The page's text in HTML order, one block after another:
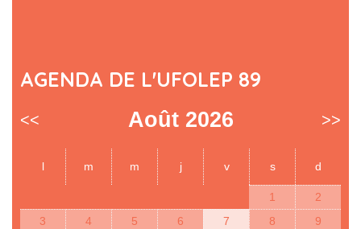
AGENDA DE L'UFOLEP 89
<< Août 2026 >>
l m m j v s d
1
2
3
4 5 6 7 8
9